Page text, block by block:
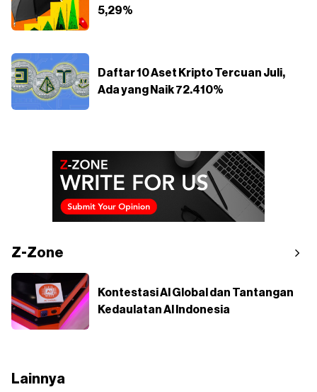
5,29%
Daftar 10 Aset Kripto Tercuan Juli,
Ada yang Naik 72.410%
Z-Zone
Kontestasi AI Global dan Tantangan
Kedaulatan AI Indonesia
Lainnya